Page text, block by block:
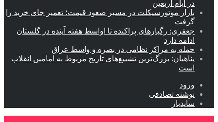
در ایام اربعین
بازار موتورسیکلت در مسیر صعود قیمت؛ تعمیر جای خرید را
گرفت
جعفری: رگبارهای پراکنده تا اواسط هفته آینده در گلستان
ادامه دارد
حمله به مراکز نظامی در بصره و واسط عراق
پناهیان: بزرگ‌ترین تشییع‌های تاریخ مربوط به امامین انقلاب
است
ورود
نوشته تصادفی
سایدبار